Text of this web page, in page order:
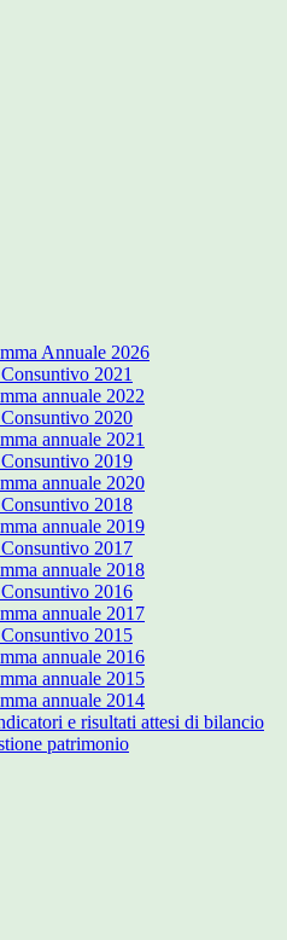
Annuale 2026
2021
annuale 2022
2020
annuale 2021
2019
annuale 2020
2018
annuale 2019
2017
annuale 2018
2016
annuale 2017
2015
annuale 2016
annuale 2015
annuale 2014
e risultati attesi di bilancio
patrimonio